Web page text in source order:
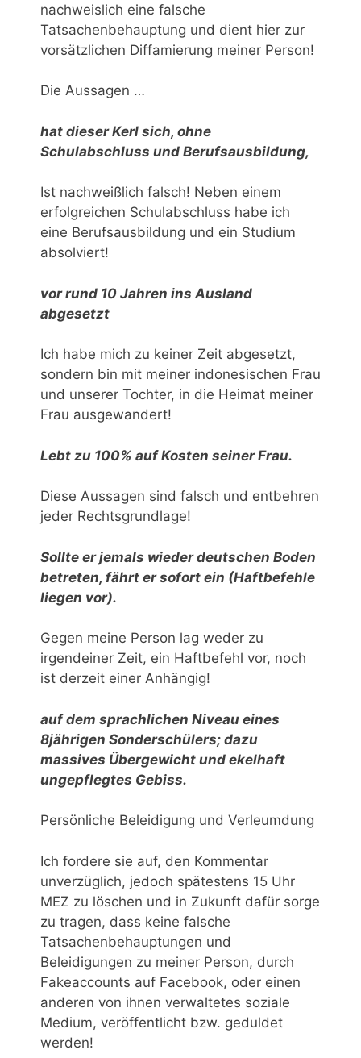
nachweislich eine falsche
Tatsachenbehauptung und dient hier zur
vorsätzlichen Diffamierung meiner Person!
Die Aussagen …
hat dieser Kerl sich, ohne
Schulabschluss und Berufsausbildung,
Ist nachweißlich falsch! Neben einem
erfolgreichen Schulabschluss habe ich
eine Berufsausbildung und ein Studium
absolviert!
vor rund 10 Jahren ins Ausland
abgesetzt
Ich habe mich zu keiner Zeit abgesetzt,
sondern bin mit meiner indonesischen Frau
und unserer Tochter, in die Heimat meiner
Frau ausgewandert!
Lebt zu 100% auf Kosten seiner Frau.
Diese Aussagen sind falsch und entbehren
jeder Rechtsgrundlage!
Sollte er jemals wieder deutschen Boden
betreten, fährt er sofort ein (Haftbefehle
liegen vor).
Gegen meine Person lag weder zu
irgendeiner Zeit, ein Haftbefehl vor, noch
ist derzeit einer Anhängig!
auf dem sprachlichen Niveau eines
8jährigen Sonderschülers; dazu
massives Übergewicht und ekelhaft
ungepflegtes Gebiss.
Persönliche Beleidigung und Verleumdung
Ich fordere sie auf, den Kommentar
unverzüglich, jedoch spätestens 15 Uhr
MEZ zu löschen und in Zukunft dafür sorge
zu tragen, dass keine falsche
Tatsachenbehauptungen und
Beleidigungen zu meiner Person, durch
Fakeaccounts auf Facebook, oder einen
anderen von ihnen verwaltetes soziale
Medium, veröffentlicht bzw. geduldet
werden!